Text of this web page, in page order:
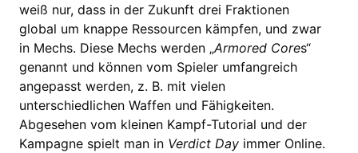
weiß nur, dass in der Zukunft drei Fraktionen
global um knappe Ressourcen kämpfen, und zwar
in Mechs. Diese Mechs werden „Armored Cores“
genannt und können vom Spieler umfangreich
angepasst werden, z. B. mit vielen
unterschiedlichen Waffen und Fähigkeiten.
Abgesehen vom kleinen Kampf-Tutorial und der
Kampagne spielt man in Verdict Day immer Online.